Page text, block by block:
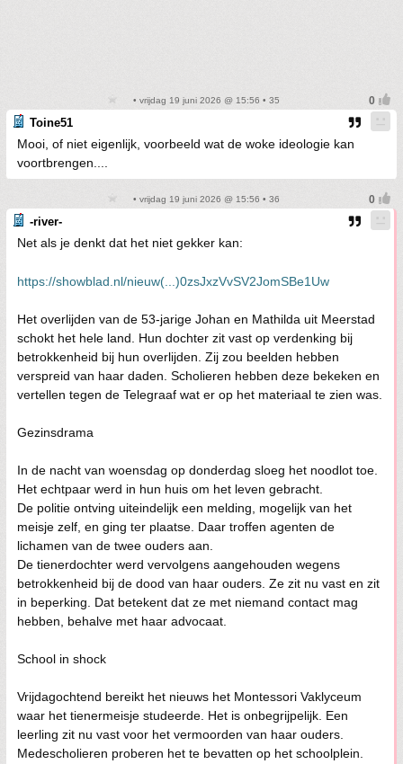
• vrijdag 19 juni 2026 @ 15:56 • 35
Toine51
Mooi, of niet eigenlijk, voorbeeld wat de woke ideologie kan
voortbrengen....
• vrijdag 19 juni 2026 @ 15:56 • 36
-river-
Net als je denkt dat het niet gekker kan:
https://showblad.nl/nieuw(...)0zsJxzVvSV2JomSBe1Uw
Het overlijden van de 53-jarige Johan en Mathilda uit Meerstad
schokt het hele land. Hun dochter zit vast op verdenking bij
betrokkenheid bij hun overlijden. Zij zou beelden hebben
verspreid van haar daden. Scholieren hebben deze bekeken en
vertellen tegen de Telegraaf wat er op het materiaal te zien was.
Gezinsdrama
In de nacht van woensdag op donderdag sloeg het noodlot toe.
Het echtpaar werd in hun huis om het leven gebracht.
De politie ontving uiteindelijk een melding, mogelijk van het
meisje zelf, en ging ter plaatse. Daar troffen agenten de
lichamen van de twee ouders aan.
De tienerdochter werd vervolgens aangehouden wegens
betrokkenheid bij de dood van haar ouders. Ze zit nu vast en zit
in beperking. Dat betekent dat ze met niemand contact mag
hebben, behalve met haar advocaat.
School in shock
Vrijdagochtend bereikt het nieuws het Montessori Vaklyceum
waar het tienermeisje studeerde. Het is onbegrijpelijk. Een
leerling zit nu vast voor het vermoorden van haar ouders.
Medescholieren proberen het te bevatten op het schoolplein.